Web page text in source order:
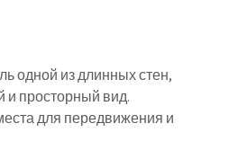
одной из длинных стен,
и просторный вид.
для передвижения и